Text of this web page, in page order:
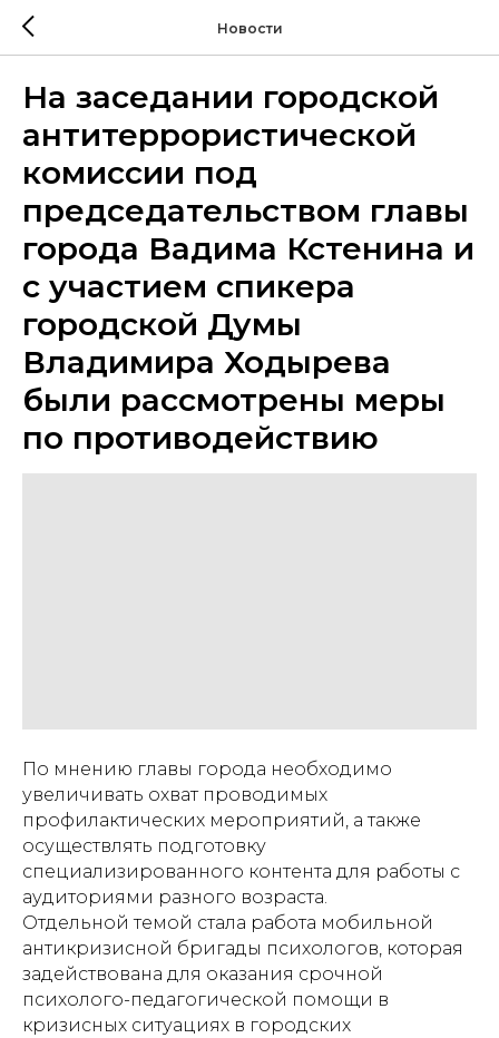
Новости
На заседании городской
антитеррористической
комиссии под
председательством главы
города Вадима Кстенина и
с участием спикера
городской Думы
Владимира Ходырева
были рассмотрены меры
по противодействию
По мнению главы города необходимо
увеличивать охват проводимых
профилактических мероприятий, а также
осуществлять подготовку
специализированного контента для работы с
аудиториями разного возраста.
Отдельной темой стала работа мобильной
антикризисной бригады психологов, которая
задействована для оказания срочной
психолого-педагогической помощи в
кризисных ситуациях в городских